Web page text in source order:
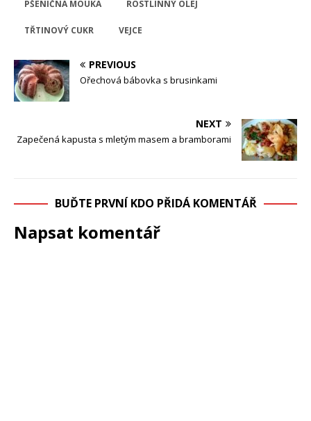
PŠENIČNÁ MOUKA ROSTLINNÝ OLEJ
TŘTINOVÝ CUKR VEJCE
PREVIOUS
Ořechová bábovka s brusinkami
NEXT
Zapečená kapusta s mletým masem a bramborami
BUĎTE PRVNÍ KDO PŘIDÁ KOMENTÁŘ
Napsat komentář